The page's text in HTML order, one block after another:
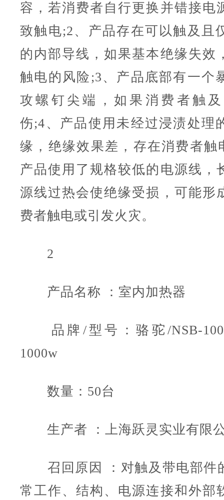
容，若消费者自行更换并错接电
致触电;2、产品存在可以触及且
的内部导线，如果基本绝缘失效
触电的风险;3、产品底部有一个
攻螺钉尖端，如果消费者触
伤;4、产品使用未经过浸渍处理
缘，绝缘效果差，存在消费者触
产品使用了规格较低的电源线，
源线过热会使绝缘受损，可能形
费者触电或引发火灾。
2
产品名称 ：室内加热器
品牌/型号：骆驼/NSB-100
1000w
数量：50台
生产者 ：上海跃灵实业有限
召回原因 ：对触及带电部件
常工作、结构、电源连接和外部